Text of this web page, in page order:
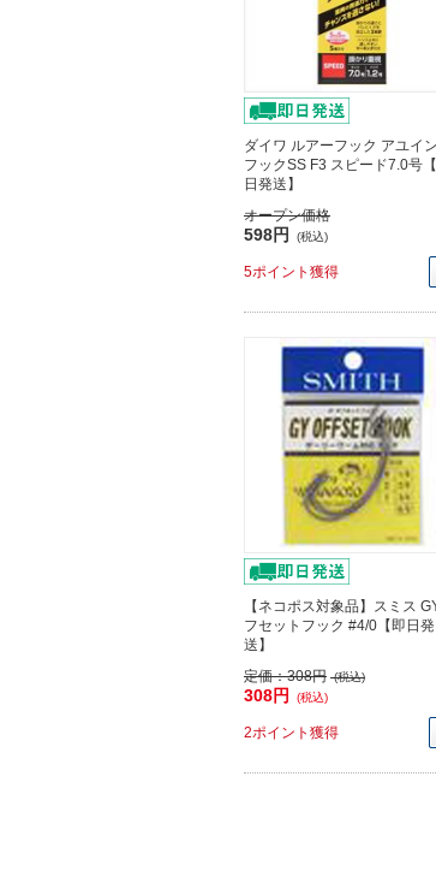
ダイワ ルアーフック アユイ
フックSS F3 スピード7.0号
日発送】
オープン価格
598円 (税込)
5ポイント獲得
【ネコポス対象品】スミス
フセットフック #4/0【即日発
送】
定価：308円 (税込)
308円 (税込)
2ポイント獲得